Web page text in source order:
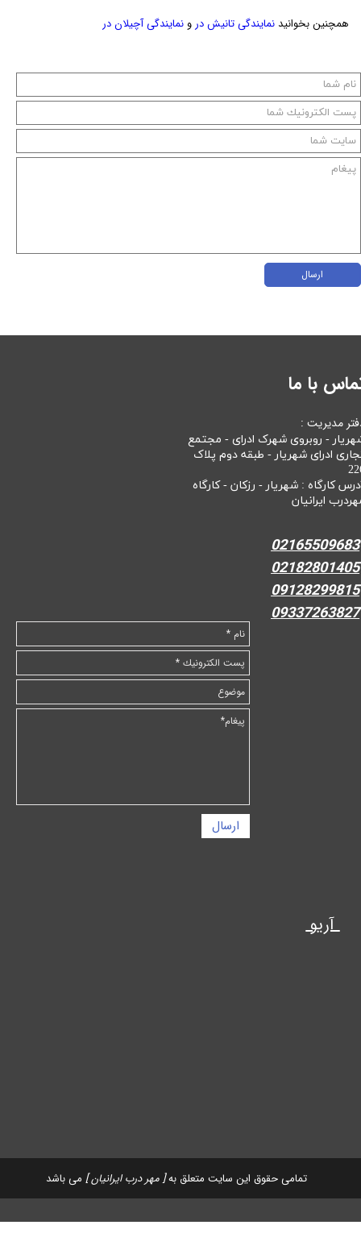
همچنین بخوانید نمایندگی تانیش درونمایندگی آچیلان در
ارسال
ارسال
تمامی حقوق این سایت متعلق به[ مهر درب ایرانیان ] می باشد
با ما
مدیریت :
- روبروی شهرک ادرای - مجتمع
ادرای شهریار - طبقه دوم پلاک
کارگاه : شهریار - رزکان - کارگاه
ایرانیان
02165509683
02182801405
09128299815
09337263827
آریو